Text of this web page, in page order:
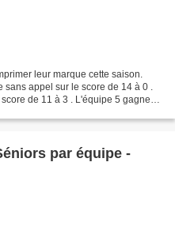
leur marque cette saison.
appel sur le score de 14 à 0 .
de 11 à 3 . L'équipe 5 gagne
par équipe -